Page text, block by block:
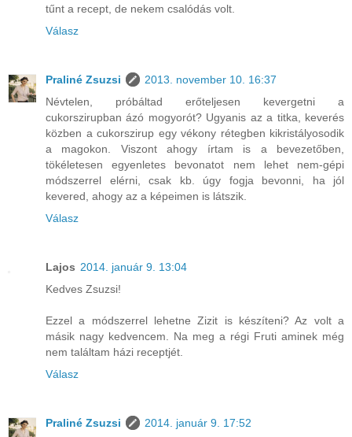
tűnt a recept, de nekem csalódás volt.
Válasz
Praliné Zsuzsi
2013. november 10. 16:37
Névtelen, próbáltad erőteljesen kevergetni a
cukorszirupban ázó mogyorót? Ugyanis az a titka, keverés
közben a cukorszirup egy vékony rétegben kikristályosodik
a magokon. Viszont ahogy írtam is a bevezetőben,
tökéletesen egyenletes bevonatot nem lehet nem-gépi
módszerrel elérni, csak kb. úgy fogja bevonni, ha jól
kevered, ahogy az a képeimen is látszik.
Válasz
Lajos 2014. január 9. 13:04
Kedves Zsuzsi!
Ezzel a módszerrel lehetne Zizit is készíteni? Az volt a
másik nagy kedvencem. Na meg a régi Fruti aminek még
nem találtam házi receptjét.
Válasz
Praliné Zsuzsi
2014. január 9. 17:52